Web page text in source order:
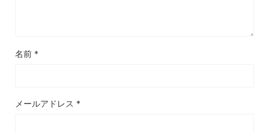
名前 *
メールアドレス *